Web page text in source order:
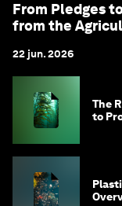
From Pledges
from the
22 jun. 2026
The
to